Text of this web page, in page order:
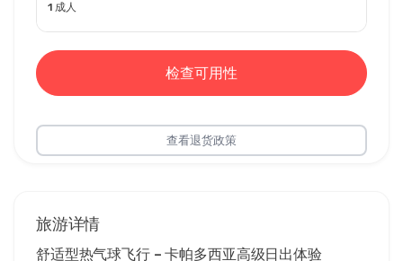
1 成人
检查可用性
查看退货政策
旅游详情
舒适型热气球飞行 – 卡帕多西亚高级日出体验